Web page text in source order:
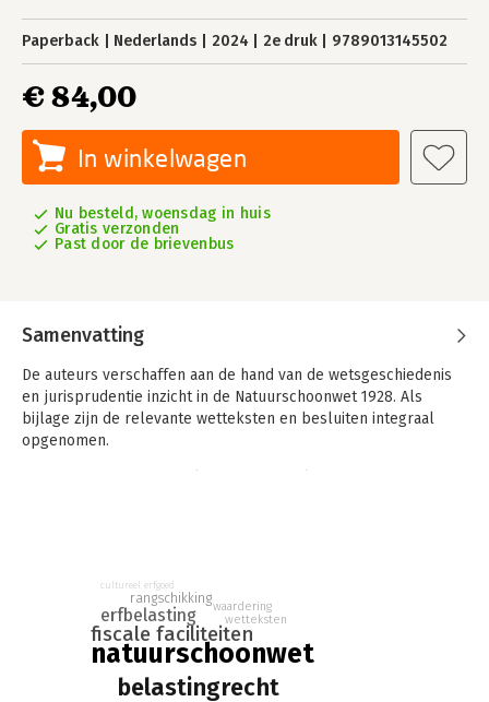
Paperback Nederlands 2024 2e druk 9789013145502
€ 84,00
In winkelwagen
Nu besteld, woensdag in huis
Gratis verzonden
Past door de brievenbus
Samenvatting
De auteurs verschaffen aan de hand van de wetsgeschiedenis
en jurisprudentie inzicht in de Natuurschoonwet 1928. Als
bijlage zijn de relevante wetteksten en besluiten integraal
opgenomen.
ondersteuning fiscale faciliteiten kunnen genieten. De "piece
de resistance" zijn hier de vrijstellingen successie- en
schenkingsrechten.
Ingaande 1 juni 2007 werd de Natuurschoonwet en met name
het Natuurschoon Rangschikkingsbesluit ingrijpend gewijzigd.
natuurschoonwet
belastingrecht
fiscale faciliteiten
erfbelasting
rangschikking
waardering
wetteksten
cultureel erfgoed